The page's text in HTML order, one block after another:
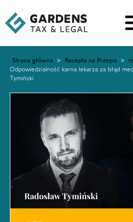
Strona główna > Recepta na Przepis >
Odpowiedzialność karna lekarza za błąd
Tymiński